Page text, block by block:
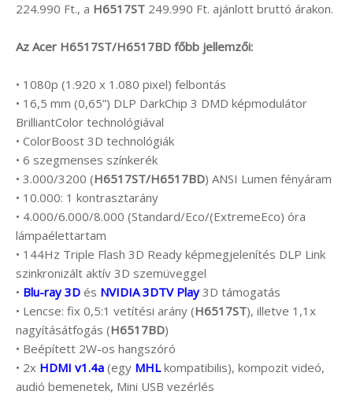
224.990 Ft., a H6517ST 249.990 Ft. ajánlott bruttó árakon.
Az Acer H6517ST/H6517BD főbb jellemzői:
• 1080p (1.920 x 1.080 pixel) felbontás
• 16,5 mm (0,65”) DLP DarkChip 3 DMD képmodulátor
BrilliantColor technológiával
• ColorBoost 3D technológiák
• 6 szegmenses színkerék
• 3.000/3200 (H6517ST/H6517BD) ANSI Lumen fényáram
• 10.000: 1 kontrasztarány
• 4.000/6.000/8.000 (Standard/Eco/(ExtremeEco) óra
lámpaélettartam
• 144Hz Triple Flash 3D Ready képmegjelenítés DLP Link
szinkronizált aktív 3D szemüveggel
• Blu-ray 3D és NVIDIA 3DTV Play3D támogatás
• Lencse: fix 0,5:1 vetítési arány (H6517ST), illetve 1,1x
nagyításátfogás (H6517BD)
• Beépített 2W-os hangszóró
• 2x HDMI v1.4a (egy MHLkompatibilis), kompozit videó,
audió bemenetek, Mini USB vezérlés